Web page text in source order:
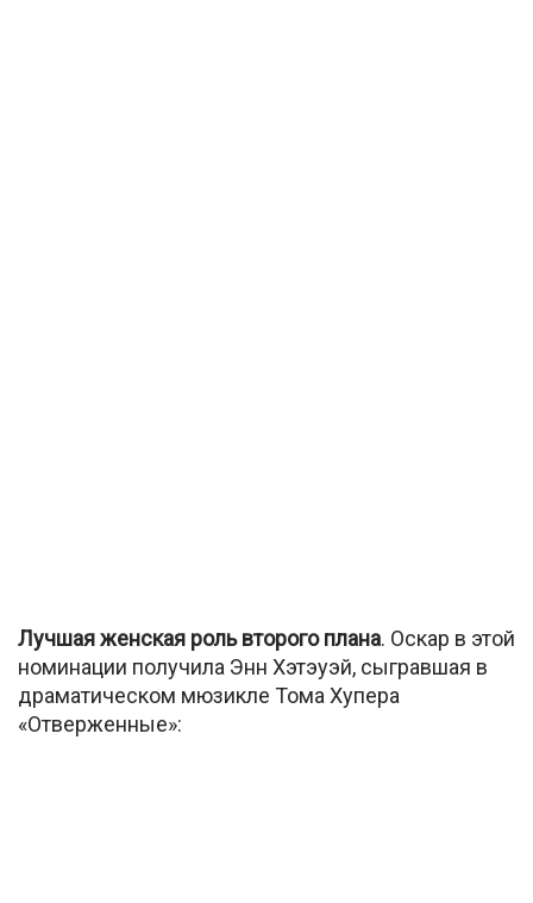
Лучшая женская роль второго плана. Оскар в этой
номинации получила Энн Хэтэуэй, сыгравшая в
драматическом мюзикле Тома Хупера
«Отверженные»: